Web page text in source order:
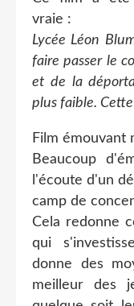
vraie :
Lycée Léon
faire passer le
et de la
plus faible.
Film émouvant
Beaucoup
l'écoute d'un
camp de
Cela redonne
qui
donne des
meilleur des